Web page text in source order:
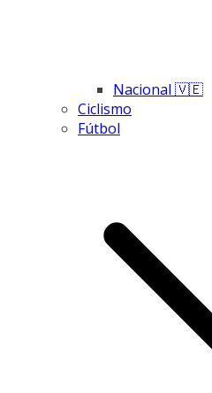
Nacional 🇻🇪
Ciclismo
Fútbol